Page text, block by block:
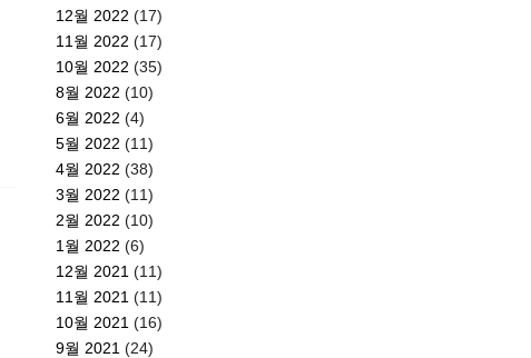
12월 2022 (17)
11월 2022 (17)
10월 2022 (35)
8월 2022 (10)
6월 2022 (4)
5월 2022 (11)
4월 2022 (38)
3월 2022 (11)
2월 2022 (10)
1월 2022 (6)
12월 2021 (11)
11월 2021 (11)
10월 2021 (16)
9월 2021 (24)